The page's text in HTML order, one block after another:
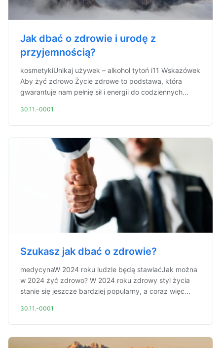
Jak dbać o zdrowie i urodę z
przyjemnością?
kosmetykiUnikaj używek – alkohol tytoń i11 Wskazówek
Aby żyć zdrowo Życie zdrowe to podstawa, która
gwarantuje nam pełnię sił i energii do codziennych...
30.11.-0001
Szukasz jak dbać o zdrowie?
medycynaW 2024 roku ludzie będą stawiaćJak można
w 2024 żyć zdrowo? W 2024 roku zdrowy styl życia
stanie się jeszcze bardziej popularny, a coraz więc...
30.11.-0001